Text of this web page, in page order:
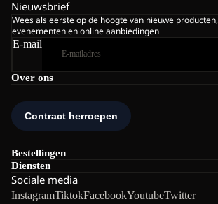
Over ons
Bestellingen
Diensten
Sociale media
InstagramTiktokFacebookYoutubeTwitter
Nieuwsbrief
Wees als eerste op de hoogte van nieuwe
evenementen en online aanbiedingen
E-mail